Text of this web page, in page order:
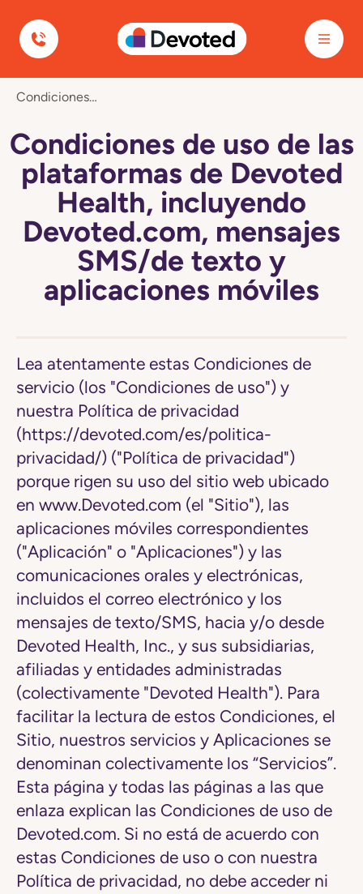
Devoted Health
Condiciones
de
plataformas
Devoted
Devoted.com,
mensajes
aplicaciones
móviles
Condiciones De Uso De Las Plataformas De Devoted Health, Incluyendo Devoted.com, Mensajes SMS/de Texto Y Aplicaciones Móviles
Condiciones de uso de las
plataformas de Devoted
Health, incluyendo
Devoted.com, mensajes
SMS/de texto y
aplicaciones móviles
Lea atentamente estas Condiciones de
servicio (los "Condiciones de uso") y
nuestra Política de privacidad
(https://devoted.com/es/politica-
privacidad/) ("Política de privacidad")
porque rigen su uso del sitio web ubicado
en www.Devoted.com (el "Sitio"), las
aplicaciones móviles correspondientes
("Aplicación" o "Aplicaciones") y las
comunicaciones orales y electrónicas,
incluidos el correo electrónico y los
mensajes de texto/SMS, hacia y/o desde
Devoted Health, Inc., y sus subsidiarias,
afiliadas y entidades administradas
(colectivamente "Devoted Health"). Para
facilitar la lectura de estos Condiciones, el
Sitio, nuestros servicios y Aplicaciones se
denominan colectivamente los “Servicios”.
Esta página y todas las páginas a las que
enlaza explican las Condiciones de uso de
Devoted.com. Si no está de acuerdo con
estas Condiciones de uso o con nuestra
Política de privacidad, no debe acceder ni